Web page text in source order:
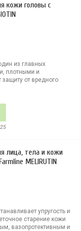
кожи головы с
из главных
плотными и
от вредного
лица, тела и кожи
MELIRUTIN
упругость и
старение кожи
вазопротективным и